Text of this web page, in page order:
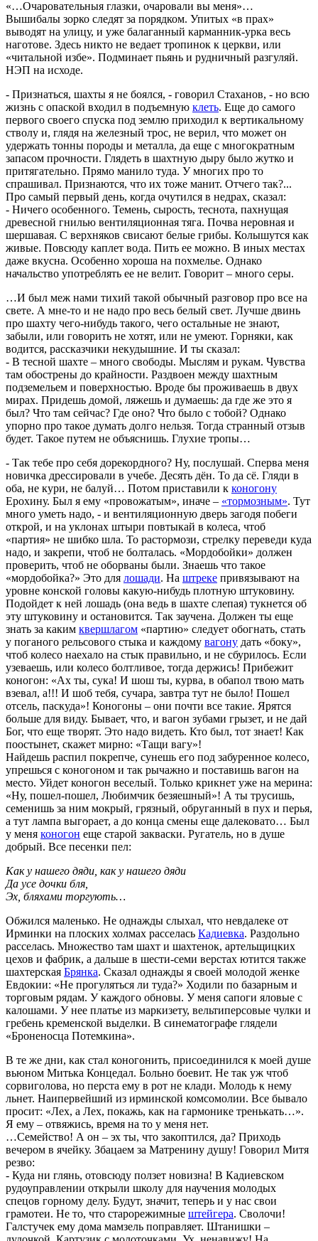
«…Очаровательныя глазки, очаровали вы меня»…
Вышибалы зорко следят за порядком. Упитых «в прах»
выводят на улицу, и уже балаганный карманник-урка весь
наготове. Здесь никто не ведает тропинок к церкви, или
«читальной избе». Подминает пьянь и рудничный разгуляй.
НЭП на исходе.
- Признаться, шахты я не боялся, - говорил Стаханов, - но всю
жизнь с опаской входил в подъемную клеть. Еще до самого
первого своего спуска под землю приходил к вертикальному
стволу и, глядя на железный трос, не верил, что может он
удержать тонны породы и металла, да еще с многократным
запасом прочности. Глядеть в шахтную дыру было жутко и
притягательно. Прямо манило туда. У многих про то
спрашивал. Признаются, что их тоже манит. Отчего так?...
Про самый первый день, когда очутился в недрах, сказал:
- Ничего особенного. Темень, сырость, теснота, пахнущая
древесной гнилью вентиляционная тяга. Почва неровная и
шершавая. С верхняков свисают белые грибы. Колышутся как
живые. Повсюду каплет вода. Пить ее можно. В иных местах
даже вкусна. Особенно хороша на похмелье. Однако
начальство употреблять ее не велит. Говорит – много серы.
…И был меж нами тихий такой обычный разговор про все на
свете. А мне-то и не надо про весь белый свет. Лучше двинь
про шахту чего-нибудь такого, чего остальные не знают,
забыли, или говорить не хотят, или не умеют. Горняки, как
водится, рассказчики некудышние. И ты сказал:
- В тесной шахте – много свободы. Мыслям и рукам. Чувства
там обострены до крайности. Раздвоен между шахтным
подземельем и поверхностью. Вроде бы проживаешь в двух
мирах. Придешь домой, ляжешь и думаешь: да где же это я
был? Что там сейчас? Где оно? Что было с тобой? Однако
упорно про такое думать долго нельзя. Тогда странный отзыв
будет. Такое путем не объяснишь. Глухие тропы…
- Так тебе про себя дорекордного? Ну, послушай. Сперва меня
новичка дрессировали в учебе. Десять дён. То да сё. Гляди в
оба, не кури, не балуй… Потом приставили к коногону
Ерохину. Был я ему «провожатым», иначе – «тормозным». Тут
много уметь надо, - и вентиляционную дверь загодя побеги
открой, и на уклонах штыри повтыкай в колеса, чтоб
«партия» не шибко шла. То растормози, стрелку переведи куда
надо, и закрепи, чтоб не болталась. «Мордобойки» должен
проверить, чтоб не оборваны были. Знаешь что такое
«мордобойка?» Это для лошади. На штреке привязывают на
уровне конской головы какую-нибудь плотную штуковину.
Подойдет к ней лошадь (она ведь в шахте слепая) тукнется об
эту штуковину и остановится. Так заучена. Должен ты еще
знать за каким квершлагом «партию» следует обогнать, стать
у поганого рельсового стыка и каждому вагону дать «боку»,
чтоб колесо наехало на стык правильно, и не сбурилось. Если
узеваешь, или колесо болтливое, тогда держись! Прибежит
коногон: «Ах ты, сука! И шош ты, курва, в обапол твою мать
взевал, а!!! И шоб тебя, сучара, завтра тут не было! Пошел
отсель, паскуда»! Коногоны – они почти все такие. Ярятся
больше для виду. Бывает, что, и вагон зубами грызет, и не дай
Бог, что еще творят. Это надо видеть. Кто был, тот знает! Как
поостынет, скажет мирно: «Тащи вагу»!
Найдешь распил покрепче, сунешь его под забуренное колесо,
упрешься с коногоном и так рычажно и поставишь вагон на
место. Уйдет коногон веселый. Только крикнет уже на мерина:
«Ну, пошел-пошел, Любимчик безяешный»! А ты трусишь,
семенишь за ним мокрый, грязный, обруганный в пух и перья,
а тут лампа выгорает, а до конца смены еще далековато… Был
у меня коногон еще старой закваски. Ругатель, но в душе
добрый. Все песенки пел:
Как у нашего дяди, как у нашего дяди
Да усе дочки бля,
Эх, бляхами торгують…
Обжился маленько. Не однажды слыхал, что невдалеке от
Ирминки на плоских холмах расселась Кадиевка. Раздольно
расселась. Множество там шахт и шахтенок, артельщицких
цехов и фабрик, а дальше в шести-семи верстах ютится также
шахтерская Брянка. Сказал однажды я своей молодой женке
Евдокии: «Не прогуляться ли туда?» Ходили по базарным и
торговым рядам. У каждого обновы. У меня сапоги яловые с
калошами. У нее платье из маркизету, вельтиперсовые чулки и
гребень кременской выделки. В синематографе глядели
«Броненосца Потемкина».
В те же дни, как стал коногонить, присоединился к моей душе
вьюном Митька Концедал. Больно боевит. Не так уж чтоб
сорвиголова, но перста ему в рот не клади. Молодь к нему
льнет. Наипервейший из ирминской комсомолии. Все бывало
просит: «Лех, а Лех, покажь, как на гармонике тренькать…».
Я ему – отвяжись, время на то у меня нет.
…Семейство! А он – эх ты, что закоптился, да? Приходь
вечером в ячейку. Збацаем за Матренину душу! Говорил Митя
резво:
- Куда ни глянь, отовсюду ползет новизна! В Кадиевском
рудоуправлении открыли школу для научения молодых
спецов горному делу. Будут, значит, теперь и у нас свои
грамотеи. Не то, что старорежимные штейгера. Сволочи!
Галстучек ему дома мамзель поправляет. Штанишки –